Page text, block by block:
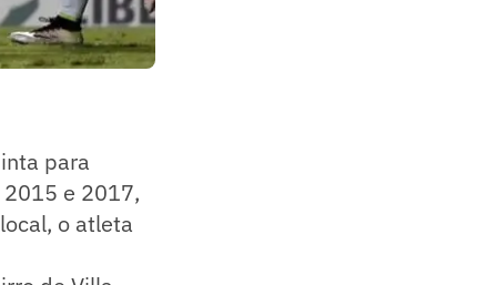
para
e 2017,
o atleta